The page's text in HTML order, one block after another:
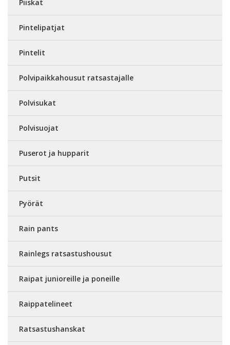
Piiskat
Pintelipatjat
Pintelit
Polvipaikkahousut ratsastajalle
Polvisukat
Polvisuojat
Puserot ja hupparit
Putsit
Pyörät
Rain pants
Rainlegs ratsastushousut
Raipat junioreille ja poneille
Raippatelineet
Ratsastushanskat